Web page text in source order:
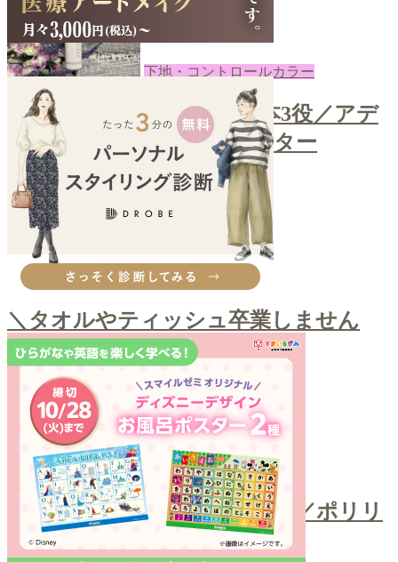
下地・コントロールカラー
＼カラーコントロールで1本3役／アデ
ィクションスキンプロテクター
2022-08-05 あき
next
その他購入品
＼タオルやティッシュ卒業しません
か？／クレンジングタオル
2022-09-12 あき
お口ケア
＼スポンジでホワイトニング／ポリリ
ンキューブ